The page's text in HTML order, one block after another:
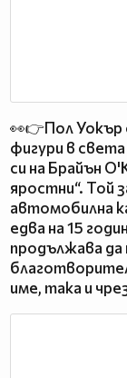
👀👉Пол Уокър
фигури в
си на Брайън
яростни“. Той
автомобилна
едва на 15
продължава
име, така и